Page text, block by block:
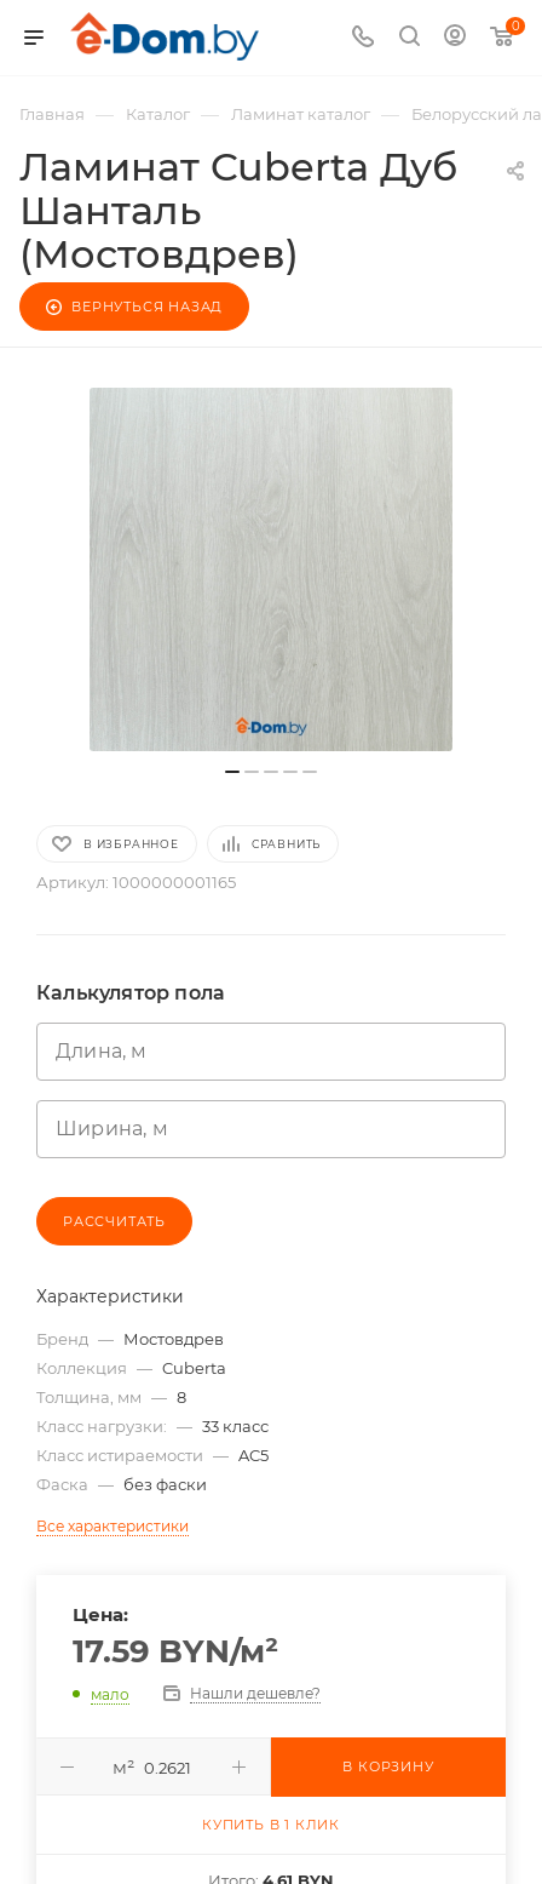
0
Главная — Каталог — Ламинат каталог — Белорусский
Ламинат Cuberta Дуб
Шанталь
(Мостовдрев)
ВЕРНУТЬСЯ НАЗАД
В ИЗБРАННОЕ СРАВНИТЬ
Артикул: 1000000001165
Калькулятор пола
Длина, м
Ширина, м
РАССЧИТАТЬ
Характеристики
Бренд — Мостовдрев
Коллекция — Cuberta
Толщина, мм — 8
Класс нагрузки: — 33 класс
Класс истираемости — AC5
Фаска — без фаски
Все характеристики
Цена:
17.59 BYN/м²
мало Нашли дешевле?
м² В КОРЗИНУ
КУПИТЬ В 1 КЛИК